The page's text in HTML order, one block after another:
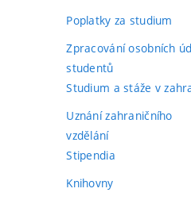
Poplatky za studium
Zpracování osobních
studentů
Studium a stáže v
Uznání zahraničního
vzdělání
Stipendia
Knihovny(externí